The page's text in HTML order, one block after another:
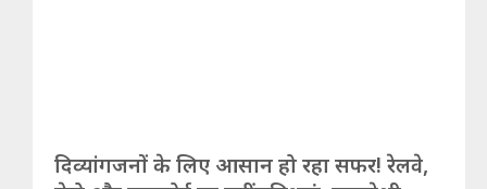
दिव्यांगजनों के लिए आसान हो रहा सफर! रेलवे,